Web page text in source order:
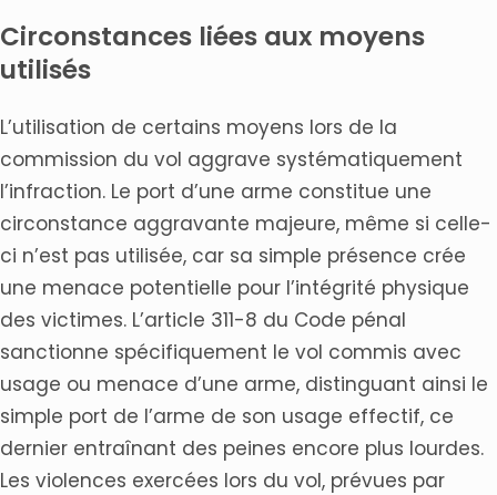
Circonstances liées aux moyens
utilisés
L’utilisation de certains moyens lors de la
commission du vol aggrave systématiquement
l’infraction. Le port d’une arme constitue une
circonstance aggravante majeure, même si celle-
ci n’est pas utilisée, car sa simple présence crée
une menace potentielle pour l’intégrité physique
des victimes. L’article 311-8 du Code pénal
sanctionne spécifiquement le vol commis avec
usage ou menace d’une arme, distinguant ainsi le
simple port de l’arme de son usage effectif, ce
dernier entraînant des peines encore plus lourdes.
Les violences exercées lors du vol, prévues par